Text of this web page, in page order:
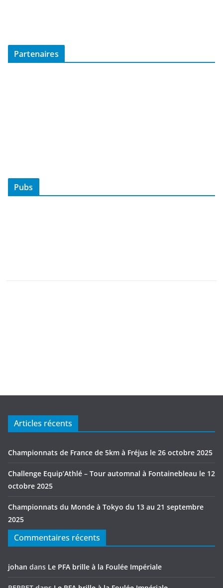
Partenaires
Pubs
Articles récents
Championnats de France de 5km à Fréjus le 26 octobre 2025
Challenge Equip’Athlé – Tour automnal à Fontainebleau le 12
octobre 2025
Championnats du Monde à Tokyo du 13 au 21 septembre
2025
Commentaires récents
johan dans Le PFA brille à la Foulée Impériale